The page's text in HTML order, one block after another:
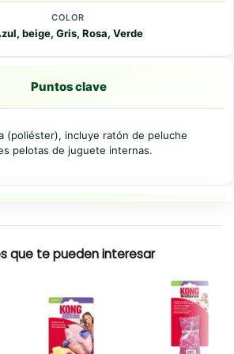
COLOR
beige, Gris, Rosa, Verde
Puntos clave
(poliéster), incluye ratón de peluche
pelotas de juguete internas.
que te pueden interesar